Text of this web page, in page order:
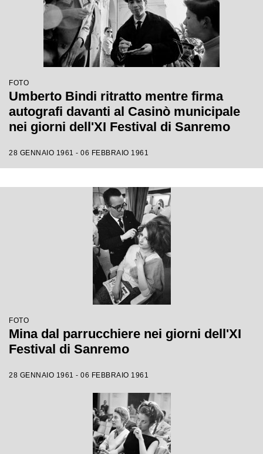
FOTO
Umberto Bindi ritratto mentre firma
autografi davanti al Casinò municipale
nei giorni dell'XI Festival di Sanremo
28 GENNAIO 1961 - 06 FEBBRAIO 1961
FOTO
Mina dal parrucchiere nei giorni dell'XI
Festival di Sanremo
28 GENNAIO 1961 - 06 FEBBRAIO 1961